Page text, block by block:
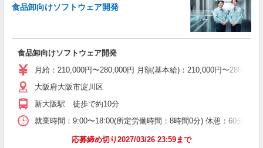
食品卸向けソフトウェア開発
食品卸向けソフトウェア開発
月給：210,000円〜280,000円 月額(基本給)：210,000円〜
大阪府大阪市淀川区
新大阪駅 徒歩で約10分
就業時間：9:00〜18:00(所定労働時間：8時間0分) 休憩：60分
応募締め切り2027/03/26 23:59まで